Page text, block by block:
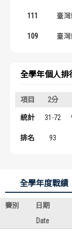
111 臺
109 臺
全學年個人排
項目 2分
統計 31-72
排名 93
全學年度戰績
賽別 日期
Date